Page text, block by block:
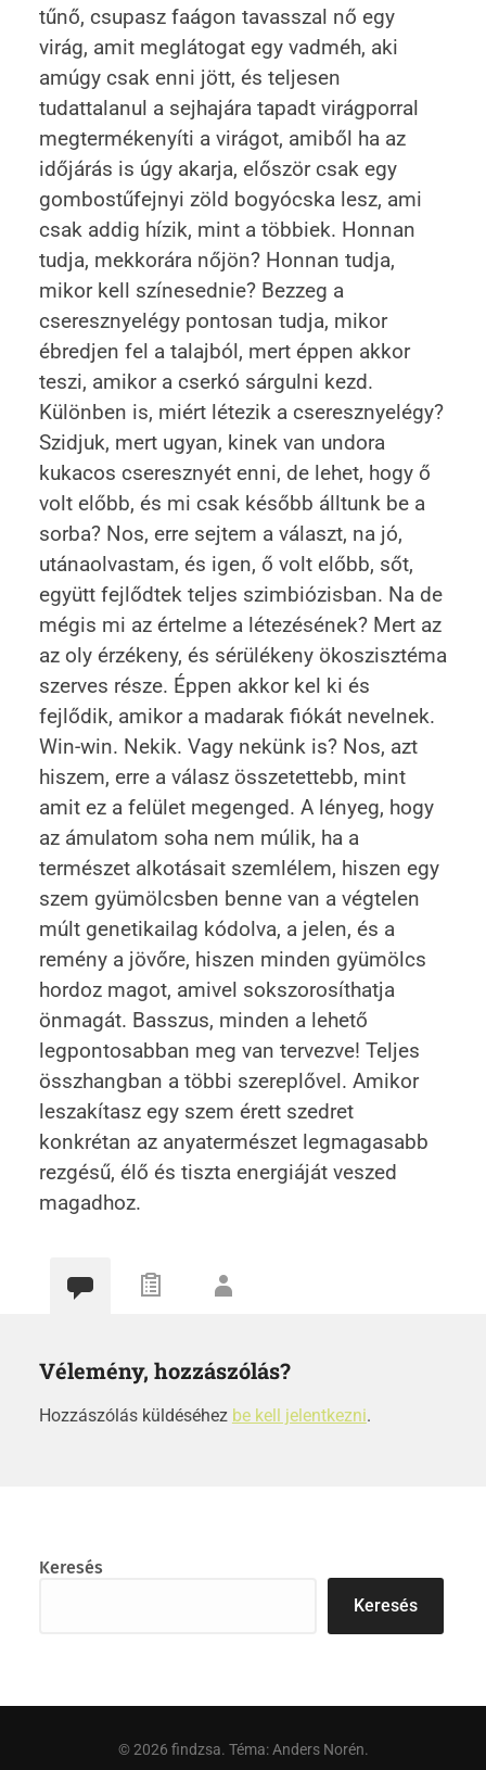
tűnő, csupasz faágon tavasszal nő egy
virág, amit meglátogat egy vadméh, aki
amúgy csak enni jött, és teljesen
tudattalanul a sejhajára tapadt virágporral
megtermékenyíti a virágot, amiből ha az
időjárás is úgy akarja, először csak egy
gombostűfejnyi zöld bogyócska lesz, ami
csak addig hízik, mint a többiek. Honnan
tudja, mekkorára nőjön? Honnan tudja,
mikor kell színesednie? Bezzeg a
cseresznyelégy pontosan tudja, mikor
ébredjen fel a talajból, mert éppen akkor
teszi, amikor a cserkó sárgulni kezd.
Különben is, miért létezik a cseresznyelégy?
Szidjuk, mert ugyan, kinek van undora
kukacos cseresznyét enni, de lehet, hogy ő
volt előbb, és mi csak később álltunk be a
sorba? Nos, erre sejtem a választ, na jó,
utánaolvastam, és igen, ő volt előbb, sőt,
együtt fejlődtek teljes szimbiózisban. Na de
mégis mi az értelme a létezésének? Mert az
az oly érzékeny, és sérülékeny ökoszisztéma
szerves része. Éppen akkor kel ki és
fejlődik, amikor a madarak fiókát nevelnek.
Win-win. Nekik. Vagy nekünk is? Nos, azt
hiszem, erre a válasz összetettebb, mint
amit ez a felület megenged. A lényeg, hogy
az ámulatom soha nem múlik, ha a
természet alkotásait szemlélem, hiszen egy
szem gyümölcsben benne van a végtelen
múlt genetikailag kódolva, a jelen, és a
remény a jövőre, hiszen minden gyümölcs
hordoz magot, amivel sokszorosíthatja
önmagát. Basszus, minden a lehető
legpontosabban meg van tervezve! Teljes
összhangban a többi szereplővel. Amikor
leszakítasz egy szem érett szedret
konkrétan az anyatermészet legmagasabb
rezgésű, élő és tiszta energiáját veszed
magadhoz.
Vélemény, hozzászólás?
Hozzászólás küldéséhez be kell jelentkezni.
Keresés
Keresés
© 2026 findzsa. Téma:Anders Norén.